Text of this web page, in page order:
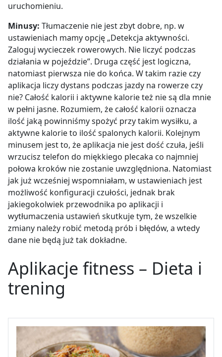
uruchomieniu.
Minusy: Tłumaczenie nie jest zbyt dobre, np. w
ustawieniach mamy opcję „Detekcja aktywności.
Zaloguj wycieczek rowerowych. Nie liczyć podczas
działania w pojeździe”. Druga część jest logiczna,
natomiast pierwsza nie do końca. W takim razie czy
aplikacja liczy dystans podczas jazdy na rowerze czy
nie? Całość kalorii i aktywne kalorie też nie są dla mnie
w pełni jasne. Rozumiem, że całość kalorii oznacza
ilość jaką powinniśmy spożyć przy takim wysiłku, a
aktywne kalorie to ilość spalonych kalorii. Kolejnym
minusem jest to, że aplikacja nie jest dość czuła, jeśli
wrzucisz telefon do miękkiego plecaka co najmniej
połowa kroków nie zostanie uwzględniona. Natomiast
jak już wcześniej wspomniałam, w ustawieniach jest
możliwość konfiguracji czułości, jednak brak
jakiegokolwiek przewodnika po aplikacji i
wytłumaczenia ustawień skutkuje tym, że wszelkie
zmiany należy robić metodą prób i błędów, a wtedy
dane nie będą już tak dokładne.
Aplikacje fitness – Dieta i
trening